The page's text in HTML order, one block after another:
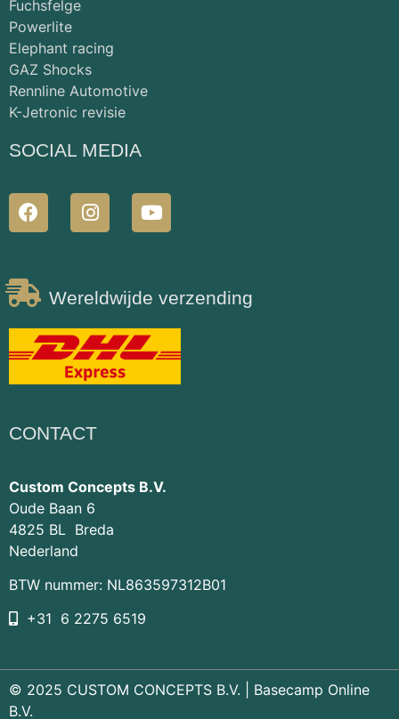
Fuchsfelge
Powerlite
Elephant racing
GAZ Shocks
Rennline Automotive
K-Jetronic revisie
SOCIAL MEDIA
Wereldwijde verzending
CONTACT
Custom Concepts B.V.
Oude Baan 6
4825 BL Breda
Nederland
BTW nummer: NL863597312B01
+31 6 2275 6519
© 2025 CUSTOM CONCEPTS B.V. | Basecamp Online
B.V.